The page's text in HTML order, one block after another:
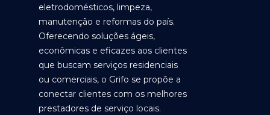
eletrodomésticos, limpeza,
manutenção e reformas do país.
Oferecendo soluções ágeis,
econômicas e eficazes aos clientes
que buscam serviços residenciais
ou comerciais, o Grifo se propõe a
conectar clientes com os melhores
prestadores de serviço locais.